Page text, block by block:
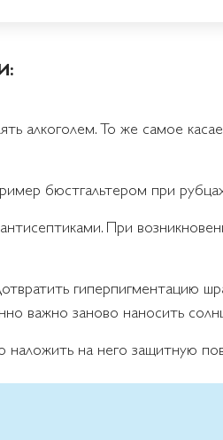
алкоголем. То же самое
бюстгальтером при
При
гиперпигментацию
важно заново наносить
на него защитную